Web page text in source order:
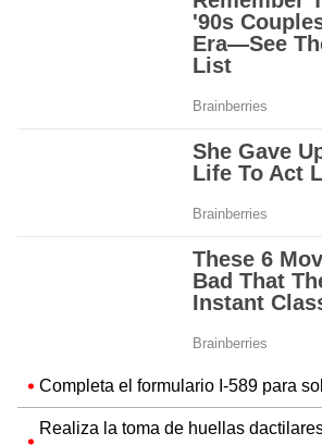
Completa el formulario I-589 para
Realiza la toma de huellas